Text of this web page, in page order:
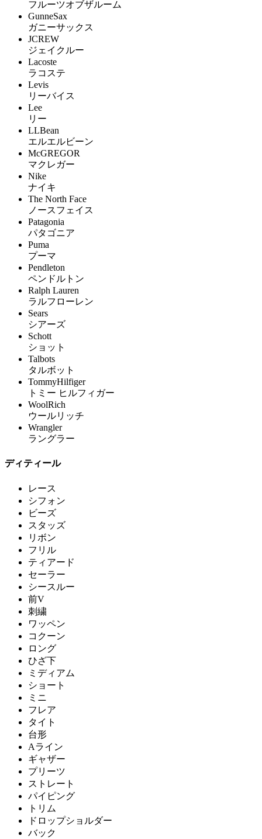
フルーツオブザルーム
GunneSax
ガニーサックス
JCREW
ジェイクルー
Lacoste
ラコステ
Levis
リーバイス
Lee
リー
LLBean
エルエルビーン
McGREGOR
マクレガー
Nike
ナイキ
The North Face
ノースフェイス
Patagonia
パタゴニア
Puma
プーマ
Pendleton
ペンドルトン
Ralph Lauren
ラルフローレン
Sears
シアーズ
Schott
ショット
Talbots
タルボット
TommyHilfiger
トミー ヒルフィガー
WoolRich
ウールリッチ
Wrangler
ラングラー
ディティール
レース
シフォン
ビーズ
スタッズ
リボン
フリル
ティアード
セーラー
シースルー
前V
刺繍
ワッペン
コクーン
ロング
ひざ下
ミディアム
ショート
ミニ
フレア
タイト
台形
Aライン
ギャザー
プリーツ
ストレート
パイピング
トリム
ドロップショルダー
バック